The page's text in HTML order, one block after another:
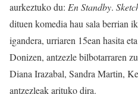
aurkeztuko du: En Standby.
dituen komedia hau sala berrian
igandera, urriaren 15ean hasita
Donizen, antzezle bilbotarraren
Diana Irazabal, Sandra Martin,
antzezleak arituko dira.